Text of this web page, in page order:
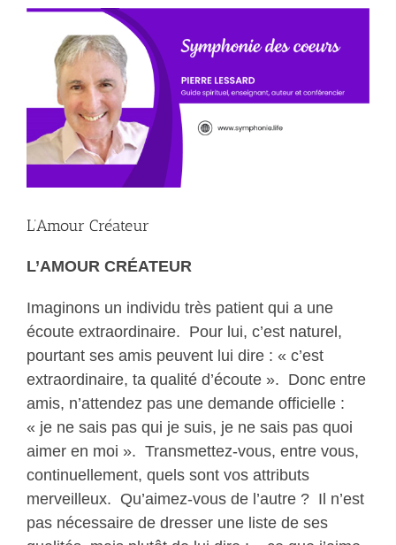
Agrandir
l&apos;image
L’Amour Créateur
L’AMOUR CRÉATEUR
Imaginons un individu très patient qui a une
écoute extraordinaire. Pour lui, c’est naturel,
pourtant ses amis peuvent lui dire : « c’est
extraordinaire, ta qualité d’écoute ». Donc entre
amis, n’attendez pas une demande officielle :
« je ne sais pas qui je suis, je ne sais pas quoi
aimer en moi ». Transmettez-vous, entre vous,
continuellement, quels sont vos attributs
merveilleux. Qu’aimez-vous de l’autre ? Il n’est
pas nécessaire de dresser une liste de ses